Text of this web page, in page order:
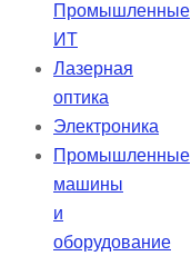
Промышленные
ИТ
Лазерная
оптика
Электроника
Промышленные
машины
и
оборудование